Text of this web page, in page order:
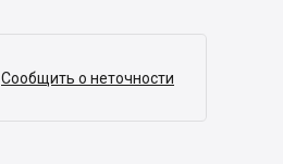
Сообщить о неточности